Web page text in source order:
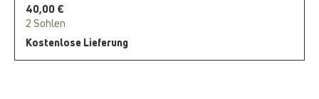
Preis
40,00 €
2 Sohlen
Kostenlose Lieferung